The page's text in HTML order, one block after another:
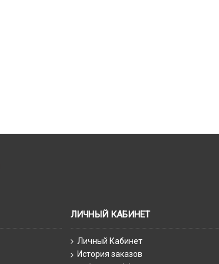
ЛИЧНЫЙ КАБИНЕТ
Личный Кабинет
История заказов